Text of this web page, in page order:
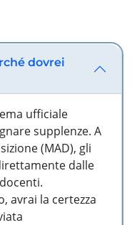
dovrei
ufficiale
supplenze. A
(MAD), gli
dalle
avrai la certezza